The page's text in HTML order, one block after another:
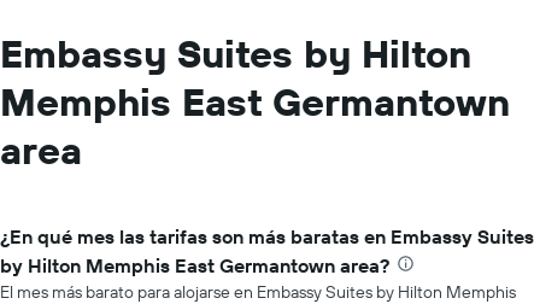
Embassy Suites by Hilton
Memphis East Germantown
area
¿En qué mes las tarifas son más baratas en Embassy Suites
by Hilton Memphis East Germantown area?
El mes más barato para alojarse en Embassy Suites by Hilton Memphis